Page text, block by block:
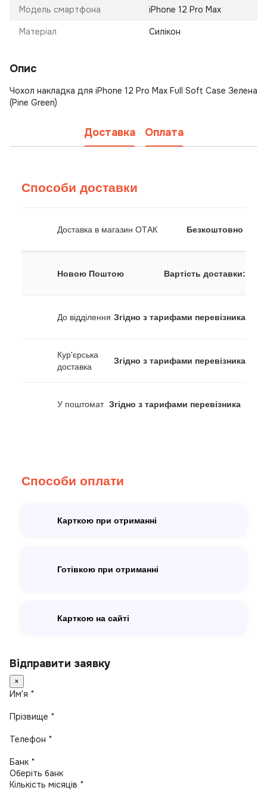
Модель смартфона iPhone 12 Pro Max
Матеріал Силікон
Опис
Чохол накладка для iPhone 12 Pro Max Full Soft Case Зелена
(Pine Green)
Доставка Оплата
Способи доставки
Доставка в магазин ОТАК Безкоштовно
Новою Поштою Вартість доставки:
До відділення Згідно з тарифами перевізника
Кур'єрська
доставка
Згідно з тарифами перевізника
У поштомат Згідно з тарифами перевізника
Способи оплати
Карткою при отриманні
Готівкою при отриманні
Карткою на сайті
Відправити заявку
×
Имʼя *
Прізвище *
Телефон *
Банк *
Кількість місяців *